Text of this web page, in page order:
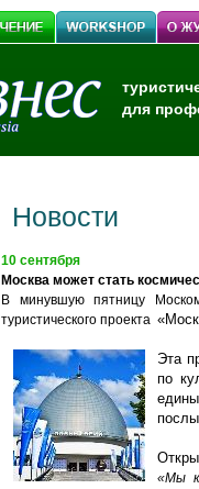
для
Новости
10 сентября
Москва может стать
В минувшую пятницу
туристического проекта
Эта
по
«Мы